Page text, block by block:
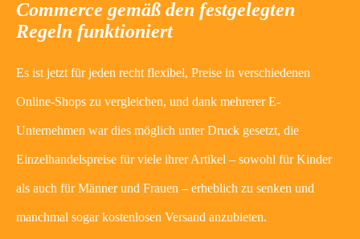
Commerce gemäß den festgelegten
Regeln funktioniert
Es ist jetzt für jeden recht flexibel, Preise in verschiedenen
Online-Shops zu vergleichen, und dank mehrerer E-
Unternehmen war dies möglich unter Druck gesetzt, die
Einzelhandelspreise für viele ihrer Artikel – sowohl für Kinder
als auch für Männer und Frauen – erheblich zu senken und
manchmal sogar kostenlosen Versand anzubieten.